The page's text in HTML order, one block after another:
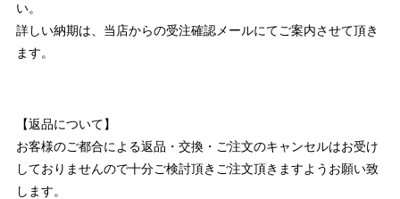
い。
詳しい納期は、当店からの受注確認メールにてご案内させて頂き
ます。
【返品について】
お客様のご都合による返品・交換・ご注文のキャンセルはお受け
しておりませんので十分ご検討頂きご注文頂きますようお願い致
します。